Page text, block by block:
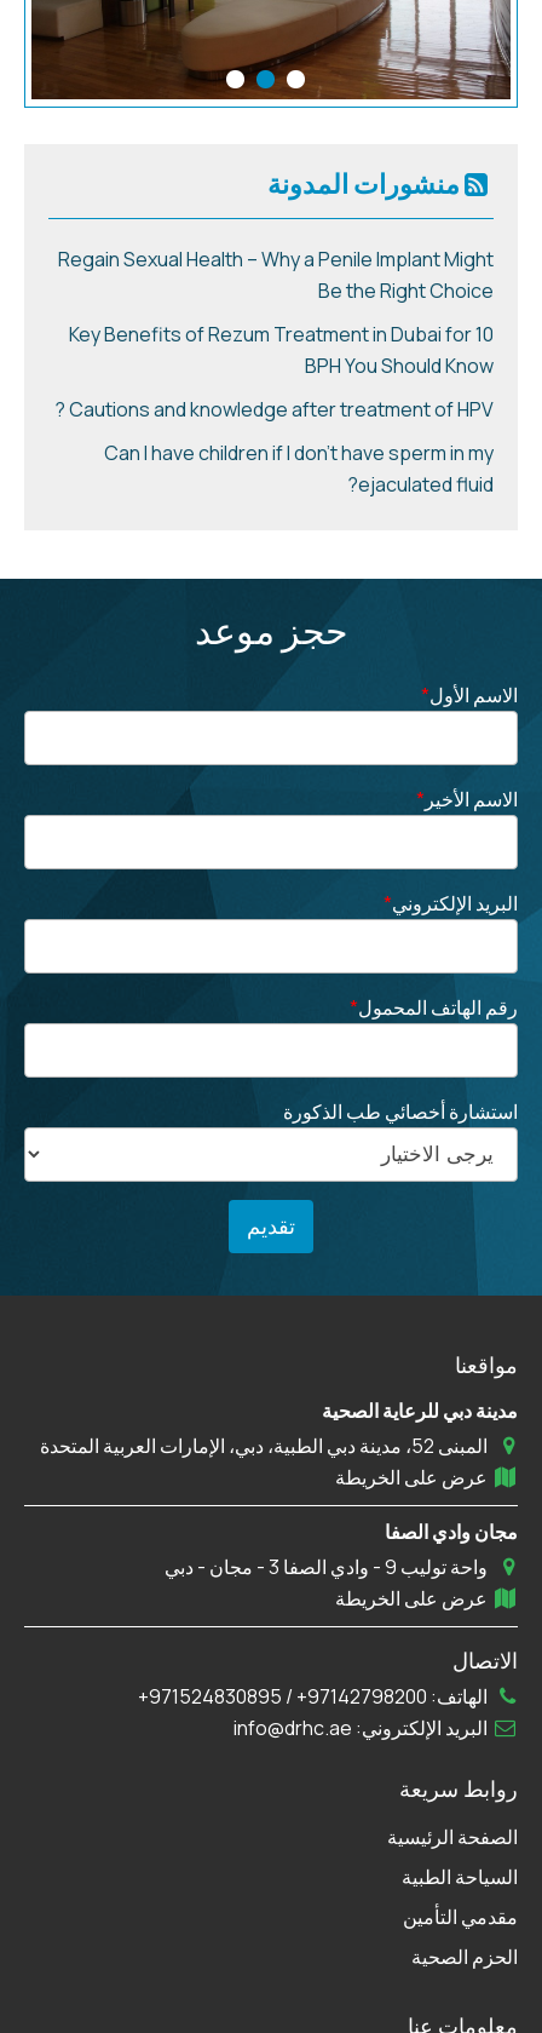
منشورات المدونة
Regain Sexual Health – Why a Penile Implant Might
Be the Right Choice
10 Key Benefits of Rezum Treatment in Dubai for
BPH You Should Know
Cautions and knowledge after treatment of HPV ?
Can I have children if I don’t have sperm in my
ejaculated fluid?
حجز موعد
الاسم الأول*
الاسم الأخير *
البريد الإلكتروني*
رقم الهاتف المحمول*
استشارة أخصائي طب الذكورة
معلومات عنا
روابط سريعة
الصفحة الرئيسية
السياحة الطبية
مقدمي التأمين
الحزم الصحية
مواقعنا
مدينة دبي للرعاية الصحية
المبنى 52، مدينة دبي الطبية، دبي، الإمارات العربية المتحدة
عرض على الخريطة
مجان وادي الصفا
واحة توليب 9 - وادي الصفا 3 - مجان - دبي
عرض على الخريطة
الاتصال
الهاتف: 97142798200+
/
971524830895+
البريد الإلكتروني: info@drhc.ae